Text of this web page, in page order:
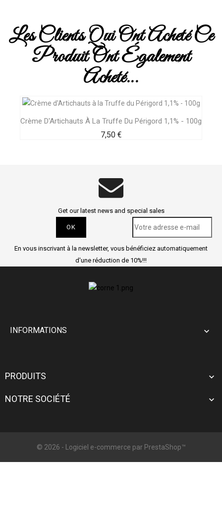
Les Clients Qui Ont Acheté Ce
Produit Ont Également
Acheté...
Crème D'Artichauts À La Truffe Du Périgord 1,1% - 100g
7,50 €Prix
Get our latest news and special sales
En vous inscrivant à la newsletter, vous bénéficiez automatiquement
d'une réduction de 10%!!!
INFORMATIONS 
PRODUITS 
NOTRE SOCIÉTÉ 
© 2026 - Logiciel e-commerce par PrestaShop™